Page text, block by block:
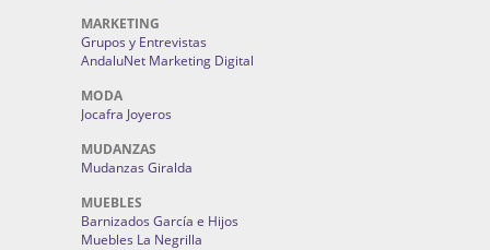
MARKETING
Grupos y Entrevistas
AndaluNet Marketing Digital
MODA
Jocafra Joyeros
MUDANZAS
Mudanzas Giralda
MUEBLES
Barnizados García e Hijos
Muebles La Negrilla